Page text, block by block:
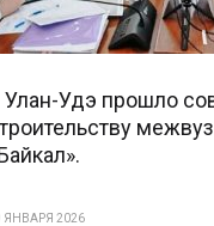
Улан-Удэ прошло
ЯНВАРЯ 2026